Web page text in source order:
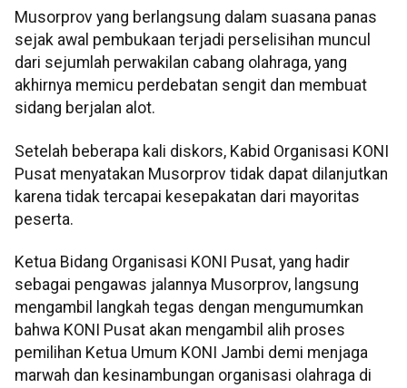
Musorprov yang berlangsung dalam suasana panas
sejak awal pembukaan terjadi perselisihan muncul
dari sejumlah perwakilan cabang olahraga, yang
akhirnya memicu perdebatan sengit dan membuat
sidang berjalan alot.
Setelah beberapa kali diskors, Kabid Organisasi KONI
Pusat menyatakan Musorprov tidak dapat dilanjutkan
karena tidak tercapai kesepakatan dari mayoritas
peserta.
Ketua Bidang Organisasi KONI Pusat, yang hadir
sebagai pengawas jalannya Musorprov, langsung
mengambil langkah tegas dengan mengumumkan
bahwa KONI Pusat akan mengambil alih proses
pemilihan Ketua Umum KONI Jambi demi menjaga
marwah dan kesinambungan organisasi olahraga di